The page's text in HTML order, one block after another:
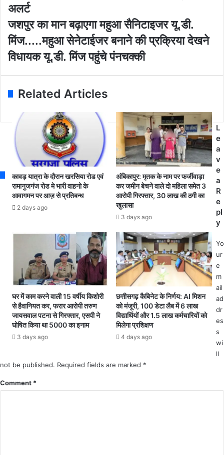
E
m
a
i
l
a
d
r
e
s
प
ला
को
रो
ना
टि
व
ए
सिं
का
का
शा
न
अलर्ट
ज
श
पु
र
मा
ब
नि
आ
से
ने
जशपुर का मान बढ़ाएगा महुआ सैनिटाइजर यू.डी.
मिंज.....महुआ सेनेटाईजर बनाने की प्रक्रिया देखने
विधायक यू.डी. मिंज पहुंचे पंनचक्की
Related Articles
कावड़ यात्रा के दौरान खरसिया रोड एवं
रामानुजगंज रोड मे भारी वाहनो के
आवागमन पर आज़ से प्रतिबन्ध
2 days ago
अंबिकापुर: मृतक के नाम पर फर्जीवाड़ा
कर जमीन बेचने वाले दो महिला समेत 3
आरोपी गिरफ्तार, 30 लाख की ठगी का
खुलासा
3 days ago
घर में काम करने वाली 15 वर्षीय किशोरी
से हैवानियत कर, फरार आरोपी तरुण
जायसवाल पटना से गिरफ्तार, एसपी ने
घोषित किया था 5000 का इनाम
3 days ago
छत्तीसगढ़ कैबिनेट के निर्णय: AI मिशन
को मंजूरी, 100 डेटा लैब में 6 लाख
विद्यार्थियों और 1.5 लाख कर्मचारियों को
मिलेगा प्रशिक्षण
4 days ago
L
e
a
v
e
a
R
e
pl
y
Yo
ur
e
m
ail
ad
dr
es
s
wi
ll
not be published. Required fields are marked *
Comment *